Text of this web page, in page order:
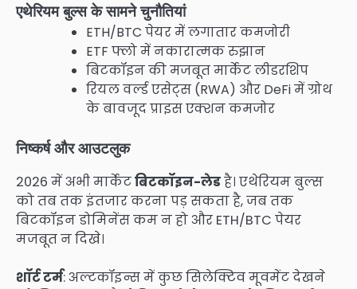
एथेरियम बुल्स के सामने चुनौतियां
ETH/BTC पेयर में लगातार कमजोरी
ETF फ्लो में नकारात्मक रुझान
बिटकॉइन की मजबूत मार्केट लीडरशिप
रियल वर्ल्ड एसेट्स (RWA) और DeFi में ग्रोथ
के बावजूद प्राइस एक्शन कमजोर
निष्कर्ष और आउटलुक
2026 में अभी मार्केटबिटकॉइन-लेडहै। एथेरियम बुल्स
को तब तक इंतजार करना पड़ सकता है, जब तक
बिटकॉइन डोमिनेंस कम न हो और ETH/BTC पेयर
मजबूत न दिखे।
शॉर्ट टर्म: अल्टकॉइन्स में कुछ सिलेक्टिव मूवमेंट देखने